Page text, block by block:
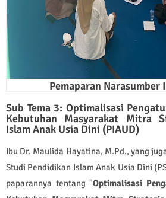
Pemaparan Narasumber
Sub Tema 3: Optimalisasi
Kebutuhan Masyarakat Mitra
Islam Anak Usia Dini (PIAUD)
Ibu Dr. Maulida Hayatina, M.Pd., yang
Studi Pendidikan Islam Anak Usia Dini
paparannya tentang "Optimalisasi